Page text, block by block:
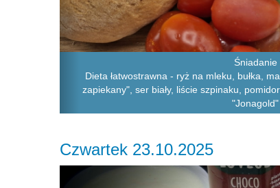
Śniadanie
Dieta łatwostrawna - ryż na mleku, bułka,
zapiekany", ser biały, liście szpinaku,
"Jonagold"
Czwartek 23.10.2025
Previous